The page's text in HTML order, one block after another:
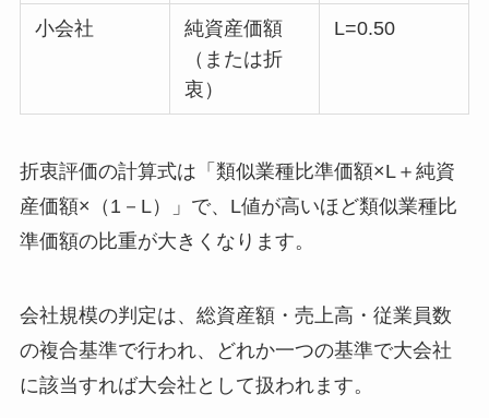
小会社
純資産価額
（または折
衷）
L=0.50
折衷評価の計算式は「類似業種比準価額×L＋純資
産価額×（1－L）」で、L値が高いほど類似業種比
準価額の比重が大きくなります。
会社規模の判定は、総資産額・売上高・従業員数
の複合基準で行われ、どれか一つの基準で大会社
に該当すれば大会社として扱われます。